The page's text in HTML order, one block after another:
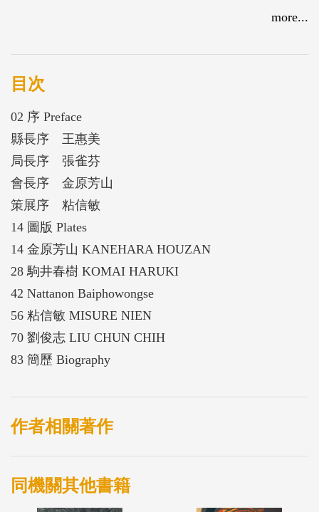
國及台灣三地的藝術家，共同在美術館分享藝術成就
more...
目次
02 序 Preface
縣長序 王惠美
局長序 張雀芬
會長序 金原芳山
策展序 粘信敏
14 圖版 Plates
14 金原芳山 KANEHARA HOUZAN
28 駒井春樹 KOMAI HARUKI
42 Nattanon Baiphowongse
56 粘信敏 MISURE NIEN
70 劉俊志 LIU CHUN CHIH
83 簡歷 Biography
作者相關著作
同機關其他書籍